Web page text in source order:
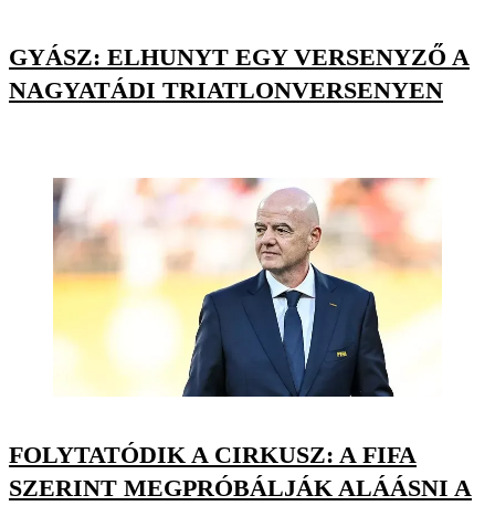
GYÁSZ: ELHUNYT EGY VERSENYZŐ A
NAGYATÁDI TRIATLONVERSENYEN
FOLYTATÓDIK A CIRKUSZ: A FIFA
SZERINT MEGPRÓBÁLJÁK ALÁÁSNI A